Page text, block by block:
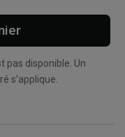
pas disponible. Un
s’applique.